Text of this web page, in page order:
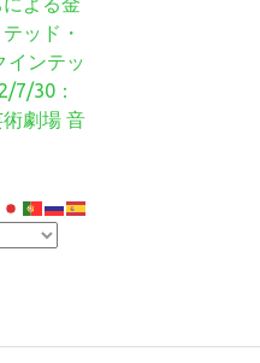
ッド・
インテッ
7/30：
劇場 音